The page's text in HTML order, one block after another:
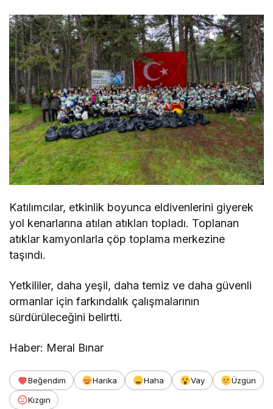
Katılımcılar, etkinlik boyunca eldivenlerini giyerek
yol kenarlarına atılan atıkları topladı. Toplanan
atıklar kamyonlarla çöp toplama merkezine
taşındı.
Yetkililer, daha yeşil, daha temiz ve daha güvenli
ormanlar için farkındalık çalışmalarının
sürdürüleceğini belirtti.
Haber: Meral Bınar
Beğendim Harika Haha Vay
Üzgün
Kızgın